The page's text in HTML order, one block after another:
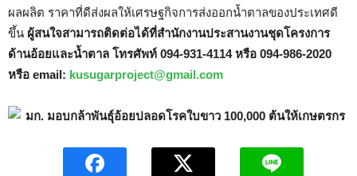
ผลผลิต ราคาที่ดีส่งผลให้เศรษฐกิจการส่งออกน้ำตาลของประเทศดี
ขึ้น ผู้สนใจสามารถติดต่อได้ที่สำนักงานประสานงานชุดโครงการ
ด้านอ้อยและน้ำตาล โทรศัพท์ 094-931-4114 หรือ 094-986-2020
หรือ email: kusugarproject@gmail.com